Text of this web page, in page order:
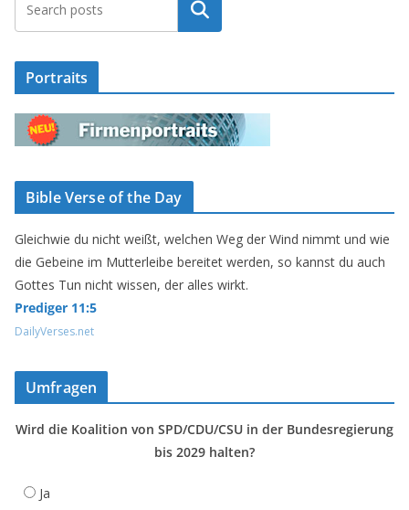
Suchen
Portraits
Bible Verse of the Day
Gleichwie du nicht weißt, welchen Weg der Wind nimmt und wie
die Gebeine im Mutterleibe bereitet werden, so kannst du auch
Gottes Tun nicht wissen, der alles wirkt.
Prediger 11:5
DailyVerses.net
Umfragen
Wird die Koalition von SPD/CDU/CSU in der Bundesregierung
bis 2029 halten?
Ja